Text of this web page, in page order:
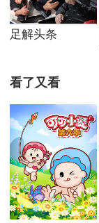
足解头条
看了又看